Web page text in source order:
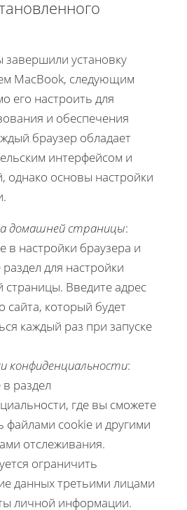
завершили установку
MacBook, следующим
его настроить для
и обеспечения
браузер обладает
интерфейсом и
однако основы настройки
домашней страницы:
в настройки браузера и
для настройки
Введите адрес
сайта, который будет
каждый раз при запуске
конфиденциальности:
раздел
где вы сможете
файлами cookie и другими
отслеживания.
ограничить
данных третьими лицами
личной информации.